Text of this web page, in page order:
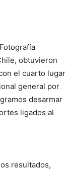
obtuvieron
el cuarto lugar
general por
desarmar
ligados al
resultados,